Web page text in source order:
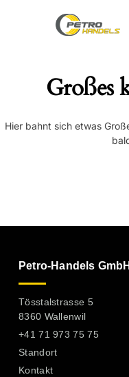
Großes
Hier bahnt sich etwas
Petro-Handels GmbH
Tösstalstrasse 5
8360 Wallenwil
+41 71 973 75 75
Standort
Kontakt